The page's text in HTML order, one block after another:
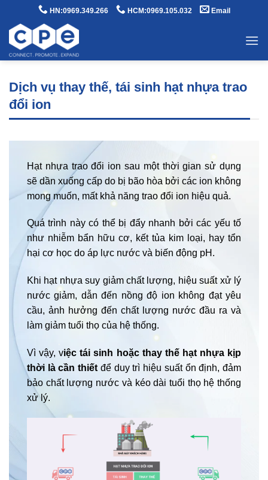
dung
HN:0969.349.266 HCM:0969.105.032 Email
Dịch vụ thay thế, tái sinh hạt nhựa trao
đổi ion
Hạt nhựa trao đổi ion sau một thời gian sử dụng
sẽ dần xuống cấp do bị bão hòa bởi các ion không
mong muốn, mất khả năng trao đổi ion hiệu quả.
Quá trình này có thể bị đẩy nhanh bởi các yếu tố
như nhiễm bẩn hữu cơ, kết tủa kim loại, hay tổn
hại cơ học do áp lực nước và biến động pH.
Khi hạt nhựa suy giảm chất lượng, hiệu suất xử lý
nước giảm, dẫn đến nồng độ ion không đạt yêu
cầu, ảnh hưởng đến chất lượng nước đầu ra và
làm giảm tuổi thọ của hệ thống.
Vì vậy, việc tái sinh hoặc thay thế hạt nhựa kịp
thời là cần thiết để duy trì hiệu suất ổn định, đảm
bảo chất lượng nước và kéo dài tuổi thọ hệ thống
xử lý.